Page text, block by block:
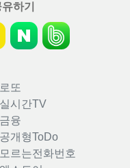
하기
로또
실시간TV
금융
공개형ToDo
모르는전화번호